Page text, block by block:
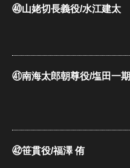
㊵山姥切長義役/水江建太
㊶南海太郎朝尊役/塩田一期
㊷笹貫役/福澤 侑